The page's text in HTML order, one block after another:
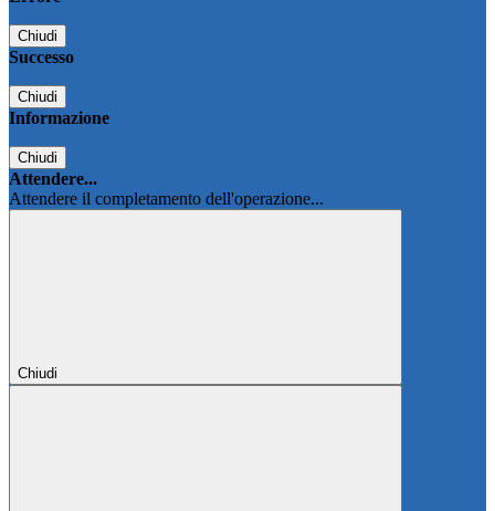
Chiudi
Successo
Chiudi
Informazione
Chiudi
Attendere...
Attendere il completamento dell'operazione...
Chiudi